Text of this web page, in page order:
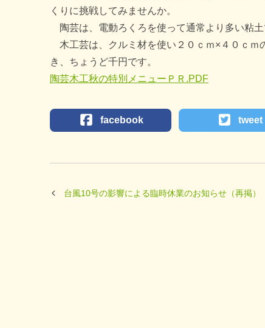
くりに挑戦してみませんか。
陶芸は、電動ろくろを使って通常より多い粘
木工芸は、クルミ材を使い２０ｃｍ×４０ｃｍ
き、ちょうど千円です。
陶芸木工秋の特別メニューＰＲ.PDF
facebook tweet
台風10号の影響による臨時休業のお知らせ（再掲）